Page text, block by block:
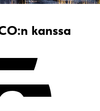
kanssa